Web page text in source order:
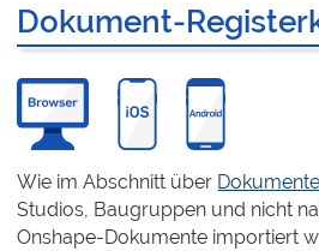
Dokument-
Wie im Abschnitt über Dokumente
Studios, Baugruppen und nicht
Onshape-Dokumente importiert